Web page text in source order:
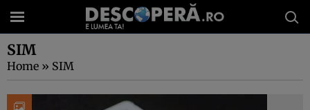
SIM
Home » SIM